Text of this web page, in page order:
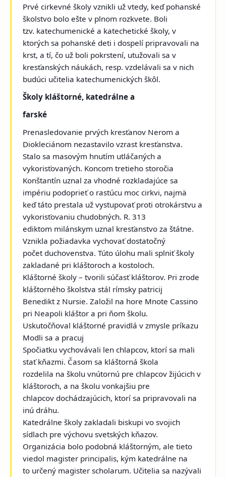
Prvé cirkevné školy vznikli už vtedy, keď pohanské
školstvo bolo ešte v plnom rozkvete. Boli
tzv. katechumenické a katechetické školy, v
ktorých sa pohanské deti i dospelí pripravovali na
krst, a tí, čo už boli pokrstení, utužovali sa v
kresťanských náukách, resp. vzdelávali sa v nich
budúci učitelia katechumenických škôl.
Školy kláštorné, katedrálne a
farské
Prenasledovanie prvých kresťanov Nerom a
Diokleciánom nezastavilo vzrast kresťanstva.
Stalo sa masovým hnutím utláčaných a
vykorisťovaných. Koncom tretieho storočia
Konštantín uznal za vhodné rozkladajúce sa
impériu podoprieť o rastúcu moc cirkvi, najmä
keď táto prestala už vystupovať proti otrokárstvu a
vykorisťovaniu chudobných. R. 313
ediktom milánskym uznal kresťanstvo za štátne.
Vznikla požiadavka vychovať dostatočný
počet duchovenstva. Túto úlohu mali splniť školy
zakladané pri kláštoroch a kostoloch.
Kláštorné školy – tvorili súčasť kláštorov. Pri zrode
kláštorného školstva stál rímsky patricij
Benedikt z Nursie. Založil na hore Mnote Cassino
pri Neapoli kláštor a pri ňom školu.
Uskutočňoval kláštorné pravidlá v zmysle príkazu
Modli sa a pracuj
Spočiatku vychovávali len chlapcov, ktorí sa mali
stať kňazmi. Časom sa kláštorná škola
rozdelila na školu vnútornú pre chlapcov žijúcich v
kláštoroch, a na školu vonkajšiu pre
chlapcov dochádzajúcich, ktorí sa pripravovali na
inú dráhu.
Katedrálne školy zakladali biskupi vo svojich
sídlach pre výchovu svetských kňazov.
Organizácia bolo podobná kláštorným, ale tieto
viedol magister principalis, kým katedrálne na
to určený magister scholarum. Učitelia sa nazývali